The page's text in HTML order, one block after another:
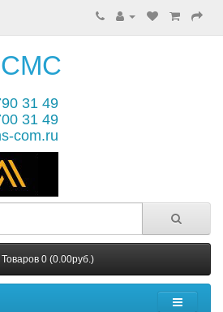
СМС
31 49
31 49
com.ru
Товаров 0 (0.00руб.)